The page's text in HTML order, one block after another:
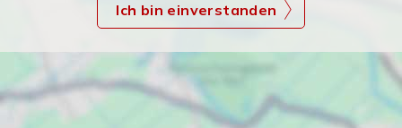
Ich bin einverstanden